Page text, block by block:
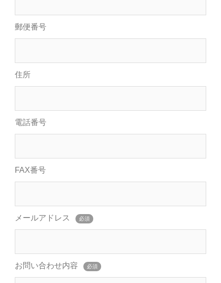
郵便番号
住所
電話番号
FAX番号
メールアドレス 必須
お問い合わせ内容 必須